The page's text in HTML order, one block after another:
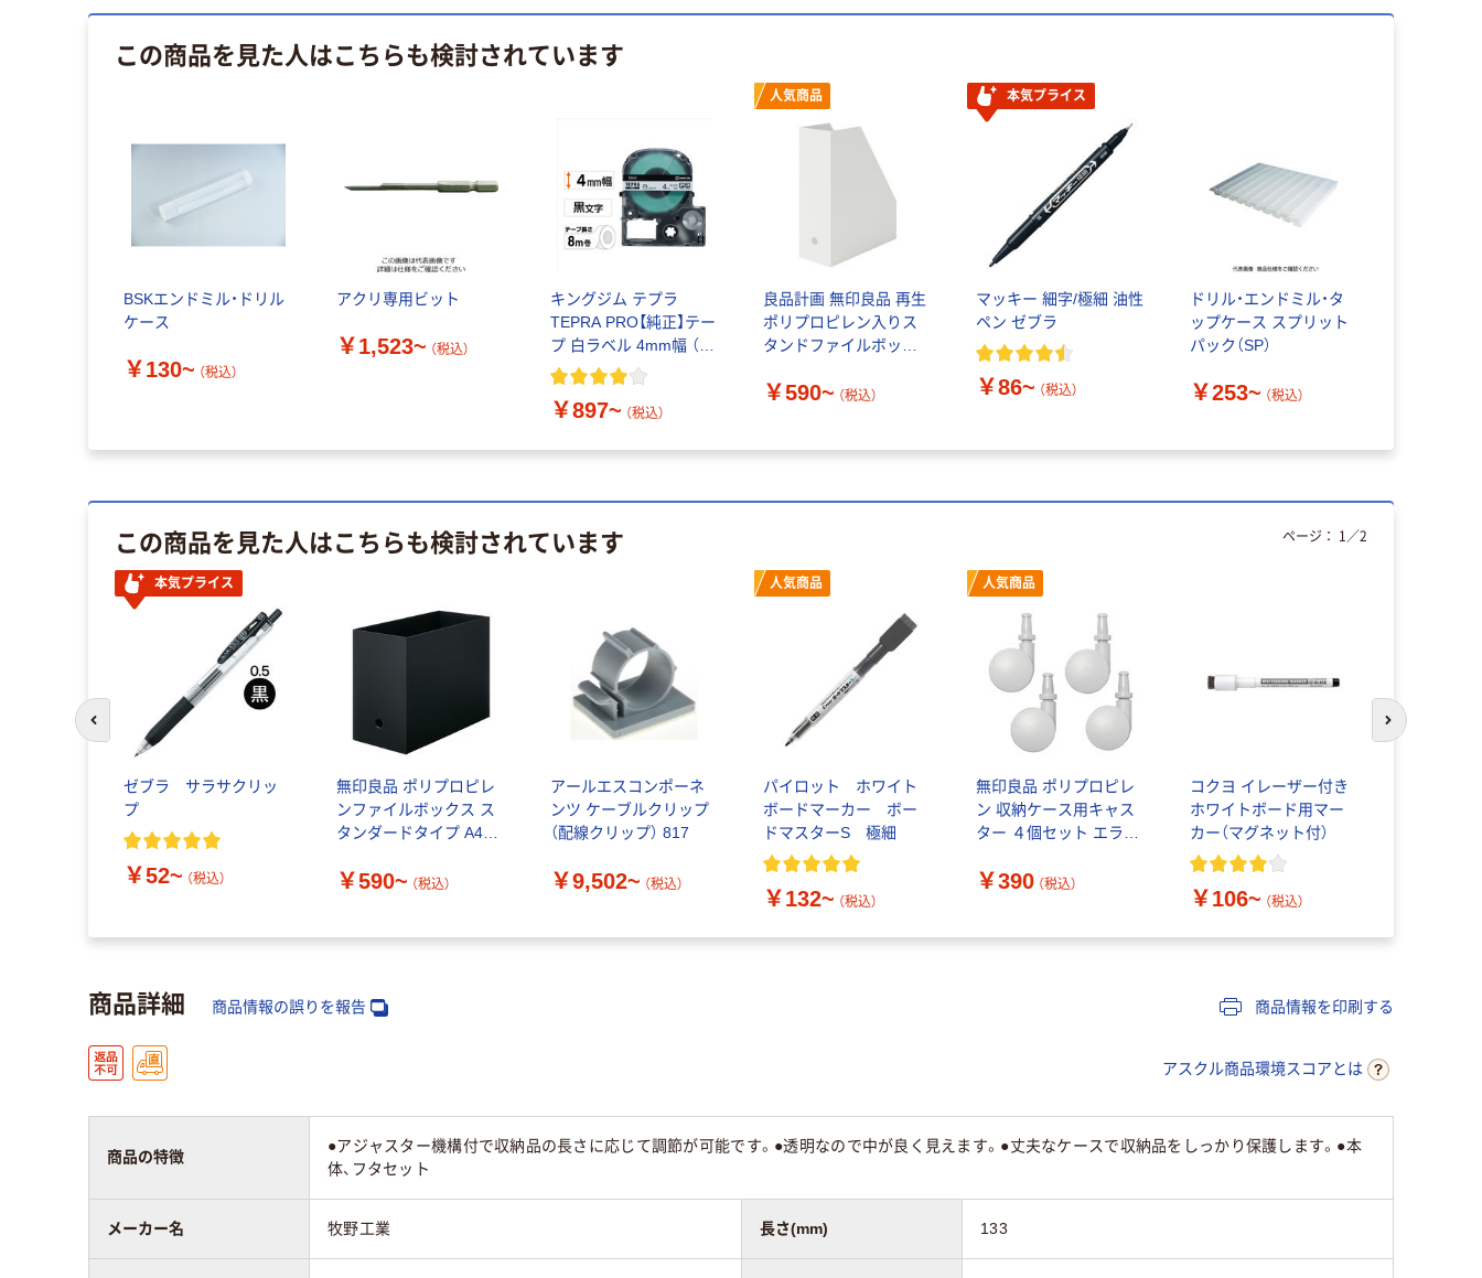
この商品を見た人はこちらも検討されています
BSKエンドミル・ドリル
ケース
￥130~ （税込）
アクリ専用ビット
￥1,523~ （税込）
キングジム テプラ
TEPRA PRO【純正】テー
プ 白ラベル 4mm幅 （黒
文字）
￥897~ （税込）
人気商品
良品計画 無印良品 再生
ポリプロピレン入りス
タンドファイルボック
￥590~ （税込）
本気プライス
マッキー 細字/極細 油性
ペン ゼブラ
￥86~ （税込）
ドリル・エンドミル・タ
ップケース スプリット
パック（SP）
￥253~ （税込）
この商品を見た人はこちらも検討されています
本気プライス
ゼブラ サラサクリッ
プ
￥52~ （税込）
無印良品 ポリプロピレ
ンファイルボックス ス
タンダードタイプ A4用
￥590~ （税込）
アールエスコンポーネ
ンツ ケーブルクリップ
（配線クリップ） 817
￥9,502~ （税込）
人気商品
パイロット ホワイト
ボードマーカー ボー
ドマスターS 極細
￥132~ （税込）
人気商品
無印良品 ポリプロピレ
ン 収納ケース用キャス
ター ４個セット エラス
￥390 （税込）
コクヨ イレーザー付き
ホワイトボード用マー
カー（マグネット付）
￥106~ （税込）
ページ： 1 ／2
前のスライドへ 次のスライド
商品詳細 商品情報の誤りを報告 商品情報を印刷する
アスクル商品環境スコアとは
商品の特徴
●アジャスター機構付で収納品の長さに応じて調節が可能です。●透明なので中が良く見えます。●丈夫なケースで収納品をしっかり保護します。●本
体、フタセット
メーカー名 牧野工業 長さ(mm) 133